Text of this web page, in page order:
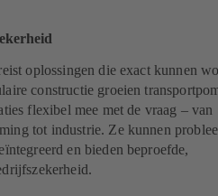
oplossingen die exact kunnen
constructie groeien
flexibel mee met de vraag – van
tot industrie. Ze kunnen
en bieden beproefde,